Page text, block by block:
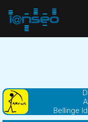
Bellinge